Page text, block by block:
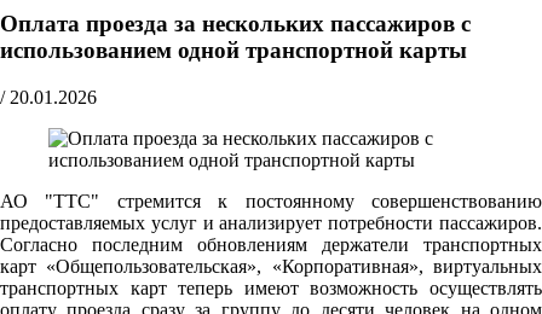
Оплата проезда за нескольких пассажиров с
использованием одной транспортной карты
/ 20.01.2026
АО "ТТС" стремится к постоянному совершенствованию
предоставляемых услуг и анализирует потребности пассажиров.
Согласно последним обновлениям держатели транспортных
карт «Общепользовательская», «Корпоративная», виртуальных
транспортных карт теперь имеют возможность осуществлять
оплату проезда сразу за группу до десяти человек на одном